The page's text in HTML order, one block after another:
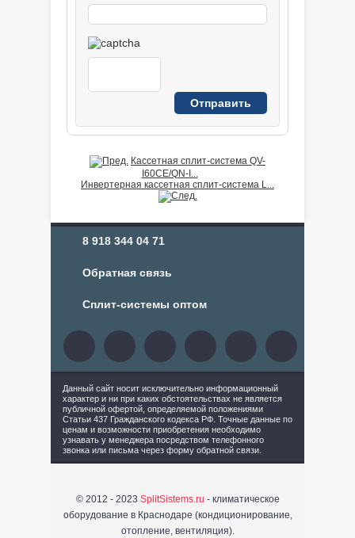
Кассетная сплит-система QV-
I60CE/QN-I...
Инвертерная кассетная сплит-система L...
8 918 344 04 71
Обратная связь
Сплит-системы оптом
Данный сайт носит исключительно информационный
характер и ни при каких обстоятельствах не является
публичной офертой, определяемой положениями
Статьи 437 Гражданского кодекса РФ. Точные данные по
ценам и возможности приобретения необходимо
узнавать у менеджера посредством телефонного
звонка или письма через форму обратной связи.
© 2012 - 2023 SplitSistems.ru - климатическое
оборудование в Краснодаре (кондиционирование,
отопление, вентиляция).